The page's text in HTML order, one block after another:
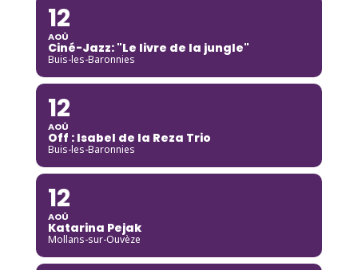
12
AOÛ
Ciné-Jazz: "Le livre de la jungle"
Buis-les-Baronnies
12
AOÛ
Off : Isabel de la Reza Trio
Buis-les-Baronnies
12
AOÛ
Katarina Pejak
Mollans-sur-Ouvèze